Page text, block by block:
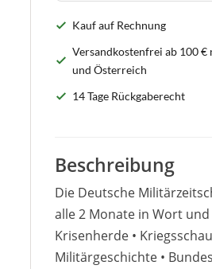
Kauf auf Rechnung
Versandkostenfrei ab 100 €
und Österreich
14 Tage Rückgaberecht
Beschreibung
Die Deutsche
alle 2 Monate in Wort und
Krisenherde •
Militärgeschichte •